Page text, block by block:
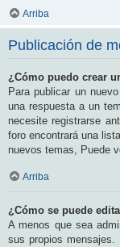
Arriba
Publicación de
¿Cómo puedo crear
Para publicar un
una respuesta a un
necesite registrarse
foro encontrará una
nuevos temas, Puede
Arriba
¿Cómo se puede
A menos que sea
sus propios